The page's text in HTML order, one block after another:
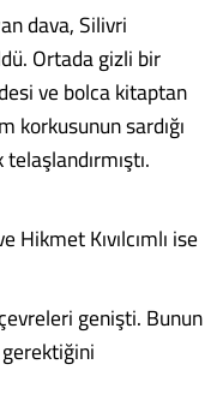
dava, Silivri
Ortada gizli bir
ve bolca kitaptan
sardığı
Kıvılcımlı ise
genişti. Bunun